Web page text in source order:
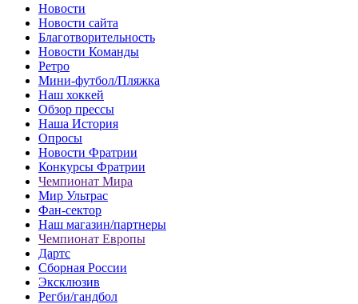
Новости
Новости сайта
Благотворительность
Новости Команды
Ретро
Мини-футбол/Пляжка
Наш хоккей
Обзор прессы
Наша История
Опросы
Новости Фратрии
Конкурсы Фратрии
Чемпионат Мира
Мир Ультрас
Фан-cектор
Наш магазин/партнеры
Чемпионат Европы
Дартс
Сборная России
Эксклюзив
Регби/гандбол